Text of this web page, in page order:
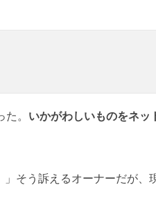
。 いかがわしいものをネッ
」そう訴えるオーナーだが、